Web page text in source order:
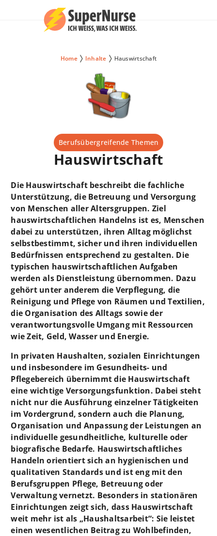
Home Inhalte Hauswirtschaft
Berufsübergreifende Themen
Hauswirtschaft
Die Hauswirtschaft beschreibt die fachliche
Unterstützung, die Betreuung und Versorgung
von Menschen aller Altersgruppen. Ziel
hauswirtschaftlichen Handelns ist es, Menschen
dabei zu unterstützen, ihren Alltag möglichst
selbstbestimmt, sicher und ihren individuellen
Bedürfnissen entsprechend zu gestalten. Die
typischen hauswirtschaftlichen Aufgaben
werden als Dienstleistung übernommen. Dazu
gehört unter anderem die Verpflegung, die
Reinigung und Pflege von Räumen und Textilien,
die Organisation des Alltags sowie der
verantwortungsvolle Umgang mit Ressourcen
wie Zeit, Geld, Wasser und Energie.
In privaten Haushalten, sozialen Einrichtungen
und insbesondere im Gesundheits- und
Pflegebereich übernimmt die Hauswirtschaft
eine wichtige Versorgungsfunktion. Dabei steht
nicht nur die Ausführung einzelner Tätigkeiten
im Vordergrund, sondern auch die Planung,
Organisation und Anpassung der Leistungen an
individuelle gesundheitliche, kulturelle oder
biografische Bedarfe. Hauswirtschaftliches
Handeln orientiert sich an hygienischen und
qualitativen Standards und ist eng mit den
Berufsgruppen Pflege, Betreuung oder
Verwaltung vernetzt. Besonders in stationären
Einrichtungen zeigt sich, dass Hauswirtschaft
weit mehr ist als „Haushaltsarbeit“: Sie leistet
einen wesentlichen Beitrag zu Wohlbefinden,